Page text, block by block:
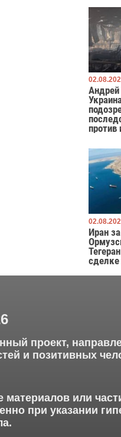
против
Иран
проект,
и позитивных
или
при указании